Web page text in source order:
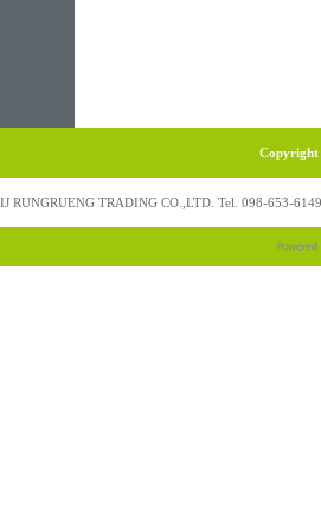
Copyright
RUNGRUENG TRADING CO.,LTD. Tel. 098-653-